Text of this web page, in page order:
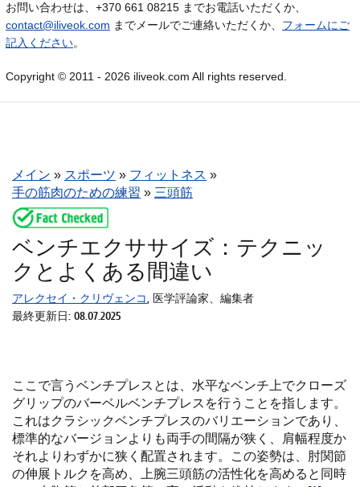
お問い合わせは、+370 661 08215 までお電話いただくか、
contact@iliveok.com までメールでご連絡いただくか、 フォームにご
記入ください。
Copyright © 2011 - 2026 iliveok.com All rights reserved.
メイン » スポーツ » フィットネス »
手の筋肉のための練習 » 三頭筋
ベンチエクササイズ：テクニッ
クとよくある間違い
アレクセイ・クリヴェンコ, 医学評論家、編集者
最終更新日: 08.07.2025
ここで言うベンチプレスとは、水平なベンチ上でクローズ
グリップのバーベルベンチプレスを行うことを指します。
これはクラシックベンチプレスのバリエーションであり、
標準的なバージョンよりも両手の間隔が狭く、肩幅程度か
それよりわずかに狭く配置されます。この姿勢は、肘関節
の伸展トルクを高め、上腕三頭筋の活性化を高めると同時